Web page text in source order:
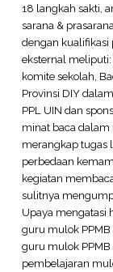
18 langkah sakti,
sarana &
dengan kualifikasi
eksternal meliputi:
komite sekolah,
Provinsi DIY
PPL UIN dan
minat baca dalam
merangkap tugas
perbedaan
kegiatan
sulitnya
Upaya mengatasi
guru mulok
guru mulok
pembelajaran